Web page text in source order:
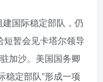
国际稳定部队，仍
短暂会见卡塔尔领导
加沙。美国国务卿
稳定部队”形成一项